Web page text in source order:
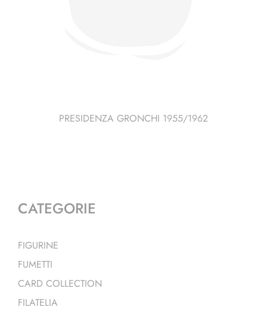
PRESIDENZA GRONCHI 1955/1962
CATEGORIE
FIGURINE
FUMETTI
CARD COLLECTION
FILATELIA